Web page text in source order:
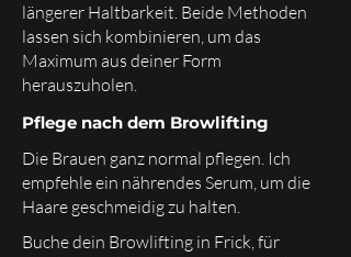
längerer Haltbarkeit. Beide Methoden
lassen sich kombinieren, um das
Maximum aus deiner Form
herauszuholen.
Pflege nach dem Browlifting
Die Brauen ganz normal pflegen. Ich
empfehle ein nährendes Serum, um die
Haare geschmeidig zu halten.
Buche dein Browlifting in Frick, für